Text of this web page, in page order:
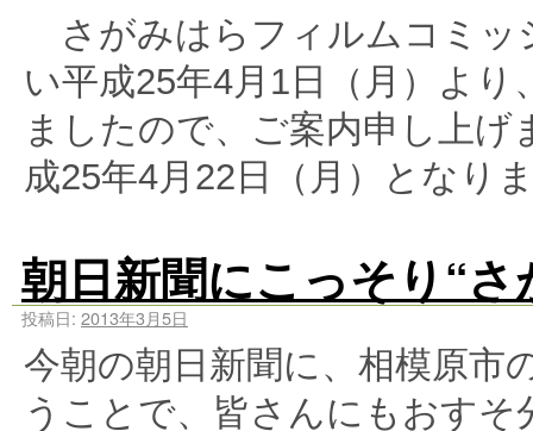
さがみはらフィルムコミッ
い平成25年4月1日（月）よ
ましたので、ご案内申し上
成25年4月22日（月）とな
朝日新聞にこっそり“さ
投稿日: 2013年3月5日
今朝の朝日新聞に、相模原市
うことで、皆さんにもおす